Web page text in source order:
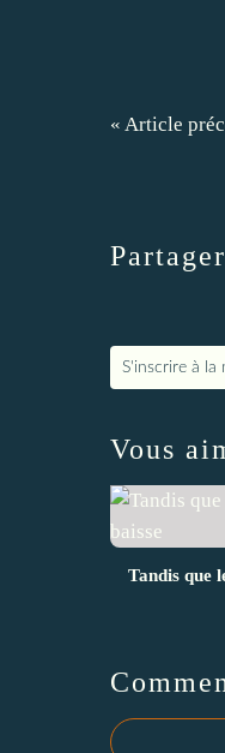
« Article
S'inscrire à la
Vous
Tandis que